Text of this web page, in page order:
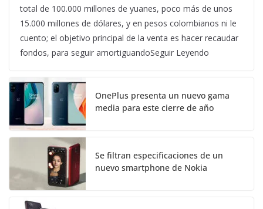
total de 100.000 millones de yuanes, poco más de unos
15.000 millones de dólares, y en pesos colombianos ni le
cuento; el objetivo principal de la venta es hacer recaudar
fondos, para seguir amortiguandoSeguir Leyendo
OnePlus presenta un nuevo gama
media para este cierre de año
Se filtran especificaciones de un
nuevo smartphone de Nokia